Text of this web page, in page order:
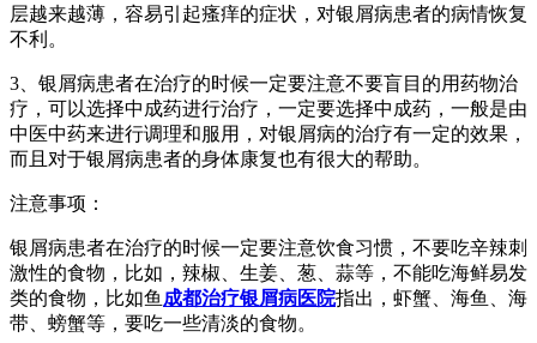
层越来越薄，容易引起瘙痒的症状，对银屑病患者的病情恢复
不利。
3、银屑病患者在治疗的时候一定要注意不要盲目的用药物治
疗，可以选择中成药进行治疗，一定要选择中成药，一般是由
中医中药来进行调理和服用，对银屑病的治疗有一定的效果，
而且对于银屑病患者的身体康复也有很大的帮助。
注意事项：
银屑病患者在治疗的时候一定要注意饮食习惯，不要吃辛辣刺
激性的食物，比如，辣椒、生姜、葱、蒜等，不能吃海鲜易发
类的食物，比如鱼 成都治疗银屑病医院指出，虾蟹、海鱼、海
带、螃蟹等，要吃一些清淡的食物。